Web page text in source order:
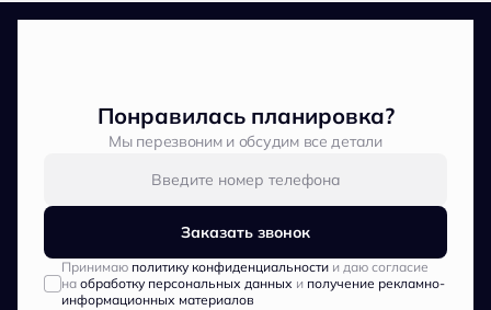
Понравилась планировка?
Мы перезвоним и обсудим все детали
Заказать звонок
Принимаю политику конфиденциальностии даю согласие
на обработку персональных данных и получение рекламно-
информационных материалов